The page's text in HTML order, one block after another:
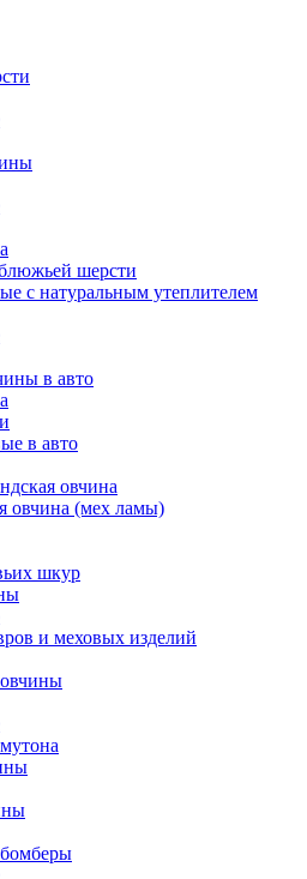
шерсти
с натуральным утеплителем
в авто
в авто
овчина
овчина (мех ламы)
шкур
и меховых изделий